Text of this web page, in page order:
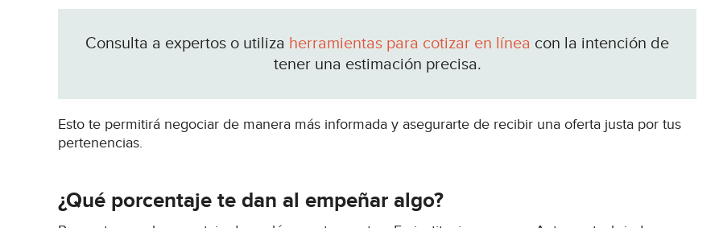
Consulta a expertos o utiliza herramientas para cotizar en línea con la intención de
tener una estimación precisa.
Esto te permitirá negociar de manera más informada y asegurarte de recibir una oferta justa por tus
pertenencias.
¿Qué porcentaje te dan al empeñar algo?